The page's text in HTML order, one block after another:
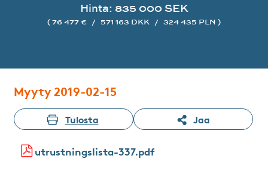
Hinta: 835 000 SEK
( 76 477 € / 571 163 DKK / 324 435 PLN )
Myyty 2019-02-15
Tulosta Jaa
utrustningslista-337.pdf